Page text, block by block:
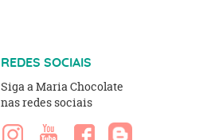
REDES SOCIAIS
Siga a Maria Chocolate
nas redes sociais